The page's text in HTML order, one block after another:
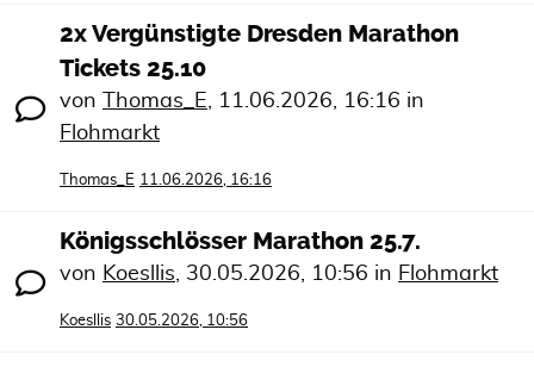
2x Vergünstigte Dresden Marathon
Tickets 25.10
von Thomas_E, 11.06.2026, 16:16 in
Flohmarkt
Thomas_E 11.06.2026, 16:16
Königsschlösser Marathon 25.7.
von Koesllis, 30.05.2026, 10:56 in Flohmarkt
Koesllis 30.05.2026, 10:56